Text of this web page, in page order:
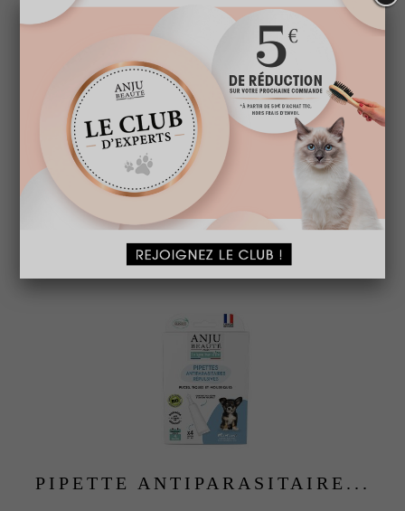
BROSSE SIMPLE S
A partir de 9,50 € TTC
PIPETTE ANTIPARASITAIRE...